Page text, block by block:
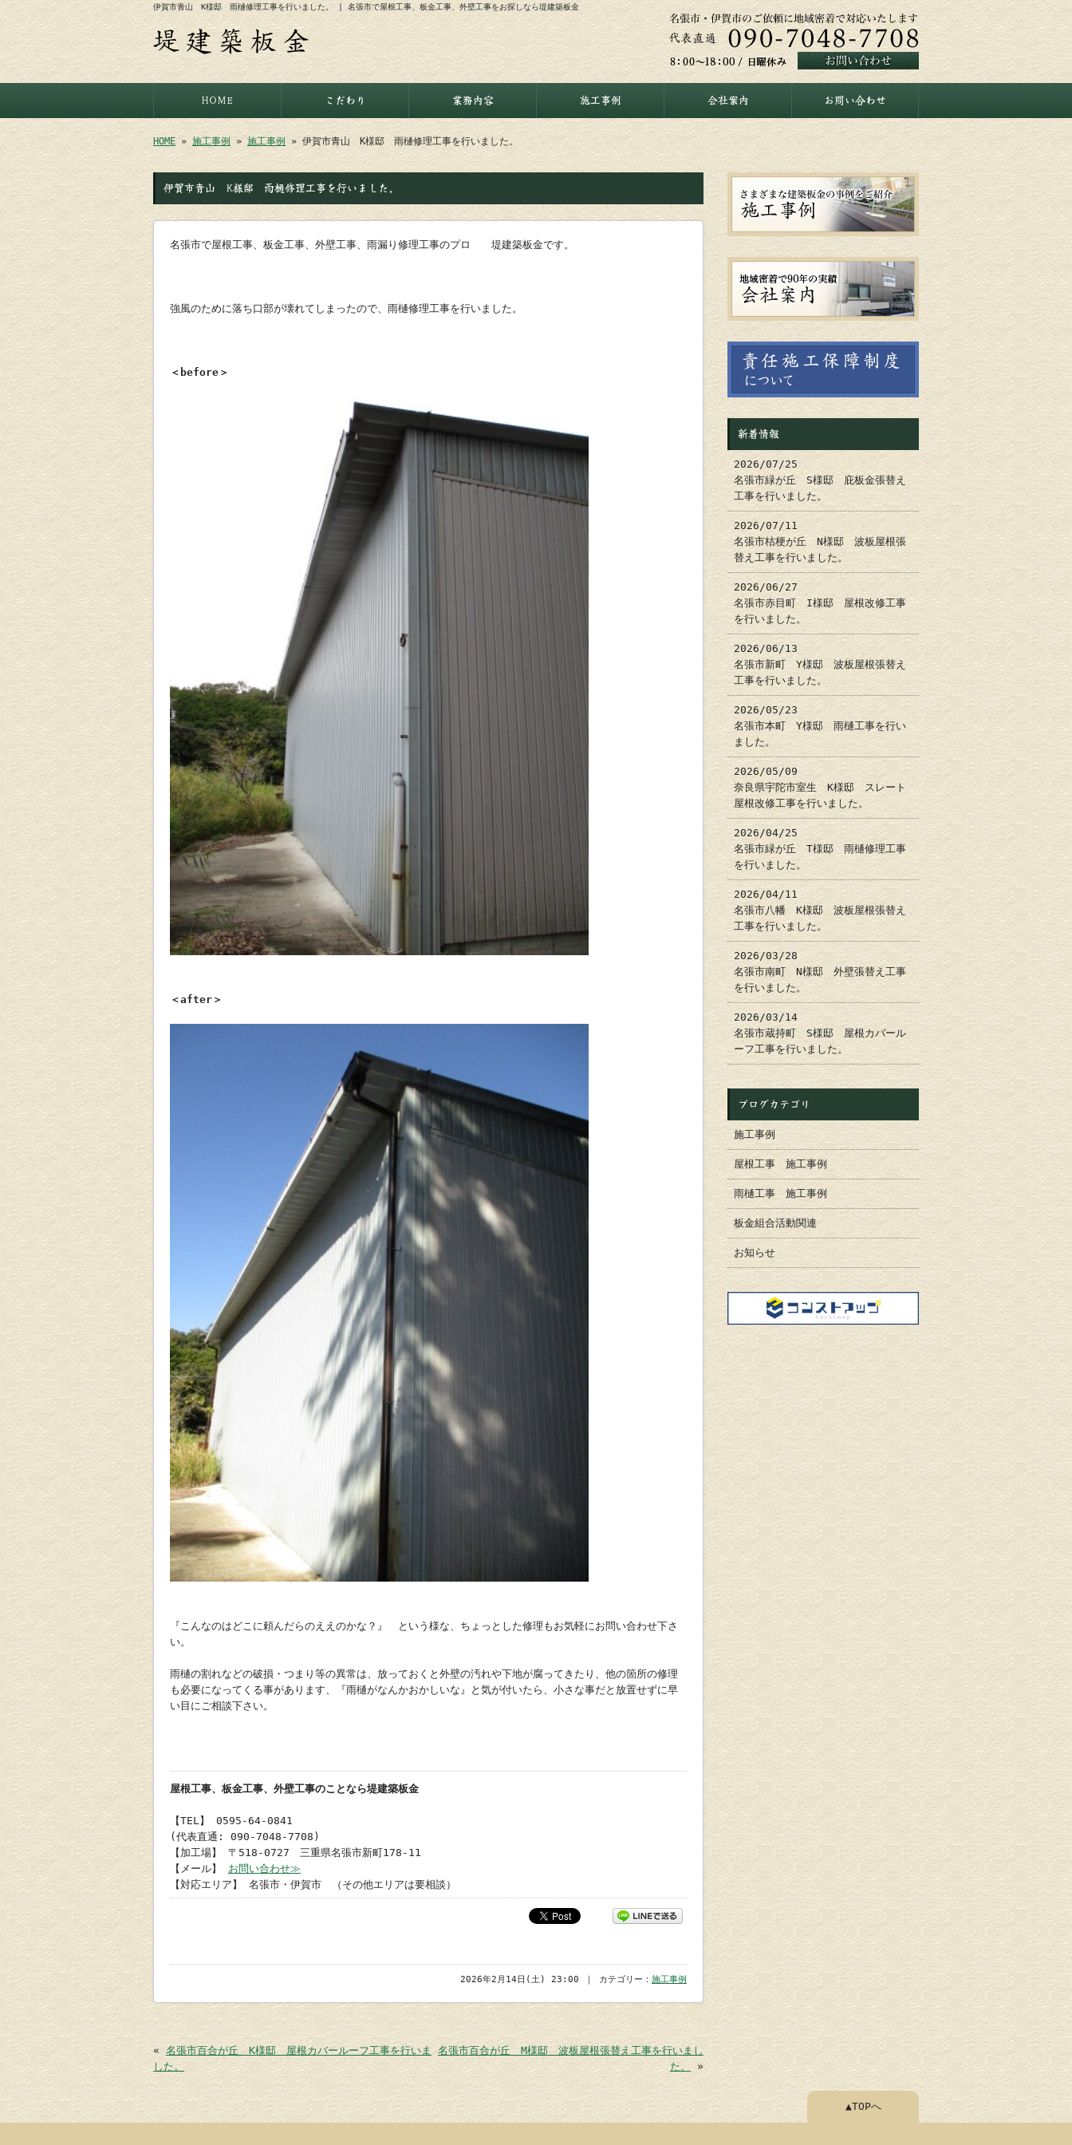
伊賀市青山 K様邸 雨樋修理工事を行いました。 | 名張市で屋根工事、板金工事、外壁工事をお探しなら堤建築板金
HOME こだわり 業務内容 施工事例 会社案内 お問い合わせ
HOME » 施工事例 »施工事例 » 伊賀市青山 K様邸 雨樋修理工事を行いました。
伊賀市青山 K様邸 雨樋修理工事を行いました。
名張市で屋根工事、板金工事、外壁工事、雨漏り修理工事のプロ 堤建築板金です。
強風のために落ち口部が壊れてしまったので、雨樋修理工事を行いました。
＜before＞
＜after＞
『こんなのはどこに頼んだらのええのかな？』 という様な、ちょっとした修理もお気軽にお問い合わせ下さ
い。
雨樋の割れなどの破損・つまり等の異常は、放っておくと外壁の汚れや下地が腐ってきたり、他の箇所の修理
も必要になってくる事があります、『雨樋がなんかおかしいな』と気が付いたら、小さな事だと放置せずに早
い目にご相談下さい。
屋根工事、板金工事、外壁工事のことなら堤建築板金
【TEL】 0595-64-0841
(代表直通: 090-7048-7708)
【加工場】 〒518-0727 三重県名張市新町178-11
【メール】 お問い合わせ≫
【対応エリア】 名張市・伊賀市 （その他エリアは要相談）
2026年2月14日(土) 23:00 ｜ カテゴリー： 施工事例
« 名張市百合が丘 K様邸 屋根カバールーフ工事を行いま
した。
名張市百合が丘 M様邸 波板屋根張替え工事を行いまし
た。 »
新着情報
2026/07/25
名張市緑が丘 S様邸 庇板金張替え
工事を行いました。
2026/07/11
名張市桔梗が丘 N様邸 波板屋根張
替え工事を行いました。
2026/06/27
名張市赤目町 I様邸 屋根改修工事
を行いました。
2026/06/13
名張市新町 Y様邸 波板屋根張替え
工事を行いました。
2026/05/23
名張市本町 Y様邸 雨樋工事を行い
ました。
2026/05/09
奈良県宇陀市室生 K様邸 スレート
屋根改修工事を行いました。
2026/04/25
名張市緑が丘 T様邸 雨樋修理工事
を行いました。
2026/04/11
名張市八幡 K様邸 波板屋根張替え
工事を行いました。
2026/03/28
名張市南町 N様邸 外壁張替え工事
を行いました。
2026/03/14
名張市蔵持町 S様邸 屋根カバール
ーフ工事を行いました。
ブログカテゴリ
施工事例
屋根工事 施工事例
雨樋工事 施工事例
板金組合活動関連
お知らせ
▲TOPへ